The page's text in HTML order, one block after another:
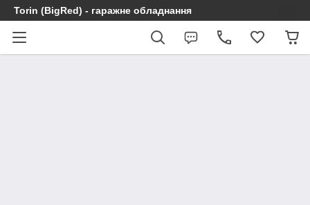
Torin (BigRed) - гаражне обладнання